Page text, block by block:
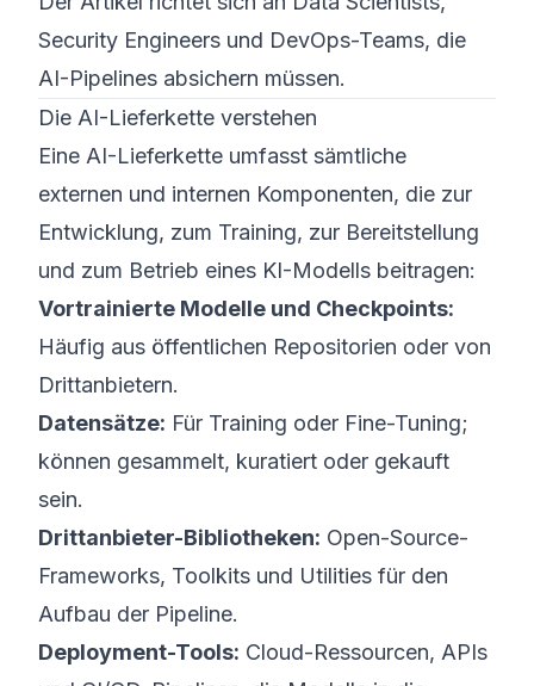
Security Engineers und DevOps-Teams, die
AI-Pipelines absichern müssen.
Die AI-Lieferkette verstehen
Eine AI-Lieferkette umfasst sämtliche
externen und internen Komponenten, die zur
Entwicklung, zum Training, zur Bereitstellung
und zum Betrieb eines KI-Modells beitragen:
Vortrainierte Modelle und Checkpoints:
Häufig aus öffentlichen Repositorien oder von
Drittanbietern.
Datensätze: Für Training oder Fine-Tuning;
können gesammelt, kuratiert oder gekauft
sein.
Drittanbieter-Bibliotheken: Open-Source-
Frameworks, Toolkits und Utilities für den
Aufbau der Pipeline.
Deployment-Tools: Cloud-Ressourcen, APIs